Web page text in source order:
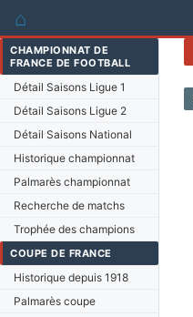
⌂
CHAMPIONNAT DE
FRANCE DE FOOTBALL
Détail Saisons Ligue 1
Détail Saisons Ligue 2
Détail Saisons National
Historique championnat
Palmarès championnat
Recherche de matchs
Trophée des champions
COUPE DE FRANCE
Historique depuis 1918
Palmarès coupe